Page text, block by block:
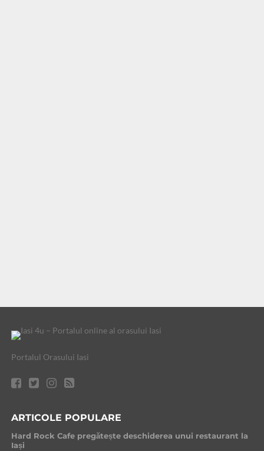
Portalul Orasului Iasi
ARTICOLE POPULARE
Hard Rock Cafe pregătește deschiderea unui restaurant la
Iași